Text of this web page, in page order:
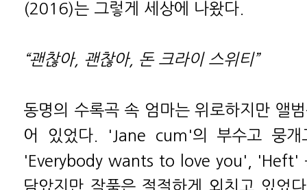
(2016)는 그렇게 세상에 나왔다.
“괜찮아, 괜찮아, 돈 크라이 스위티”
동명의 수록곡 속 엄마는 위로하지만 앨
어 있었다. 'Jane cum'의 부수고 뭉개
'Everybody wants to love you', 'Heft'
담았지만 작품은 절절하게 외치고 있었